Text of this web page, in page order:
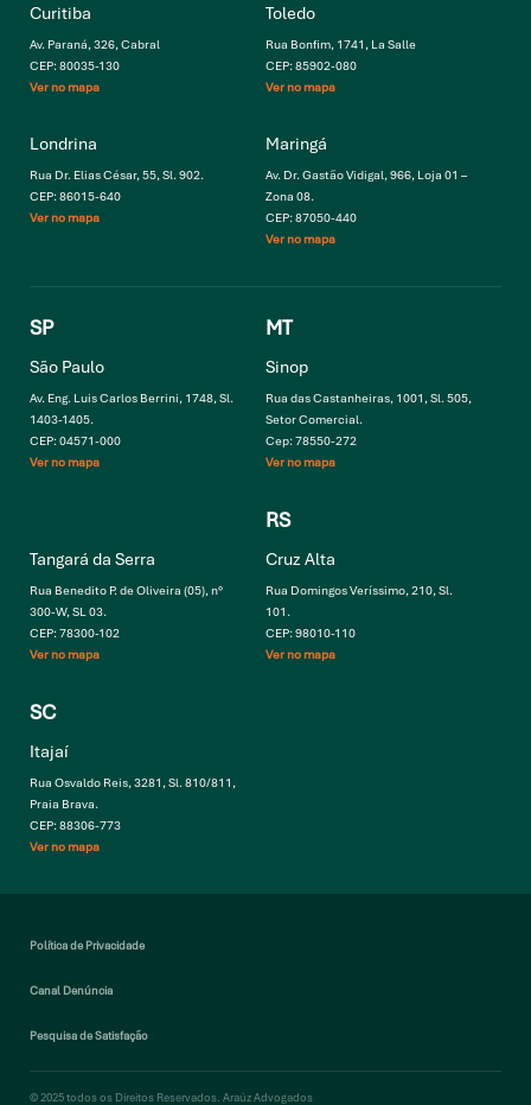
Curitiba
Av. Paraná, 326, Cabral
CEP: 80035-130
Ver no mapa
Toledo
Rua Bonfim, 1741, La Salle
CEP: 85902-080
Ver no mapa
Londrina
Rua Dr. Elias César, 55, Sl. 902.
CEP: 86015-640
Ver no mapa
Maringá
Av. Dr. Gastão Vidigal, 966, Loja 01 –
Zona 08.
CEP: 87050-440
Ver no mapa
SP
São Paulo
Av. Eng. Luis Carlos Berrini, 1748, Sl.
1403-1405.
CEP: 04571-000
Ver no mapa
MT
Sinop
Rua das Castanheiras, 1001, Sl. 505,
Setor Comercial.
Cep: 78550-272
Ver no mapa
Tangará da Serra
Rua Benedito P. de Oliveira (05), n°
300-W, SL 03.
CEP: 78300-102
Ver no mapa
RS
Cruz Alta
Rua Domingos Veríssimo, 210, Sl.
101.
CEP: 98010-110
Ver no mapa
SC
Itajaí
Rua Osvaldo Reis, 3281, Sl. 810/811,
Praia Brava.
CEP: 88306-773
Ver no mapa
Política de Privacidade
Canal Denúncia
Pesquisa de Satisfação
© 2025 todos os Direitos Reservados. Araúz Advogados